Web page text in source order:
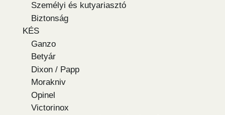
Személyi és kutyariasztó
Biztonság
KÉS
Ganzo
Betyár
Dixon / Papp
Morakniv
Opinel
Victorinox